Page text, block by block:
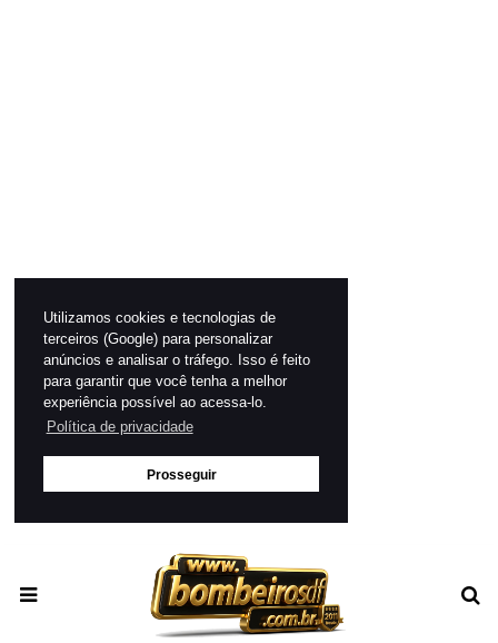
Utilizamos cookies e tecnologias de
terceiros (Google) para personalizar
anúncios e analisar o tráfego. Isso é feito
para garantir que você tenha a melhor
experiência possível ao acessa-lo.
Política de privacidade
Prosseguir